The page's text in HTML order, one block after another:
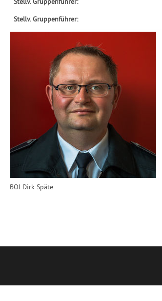
Stellv. Gruppenführer:
Stellv. Gruppenführer:
BOI Dirk Späte